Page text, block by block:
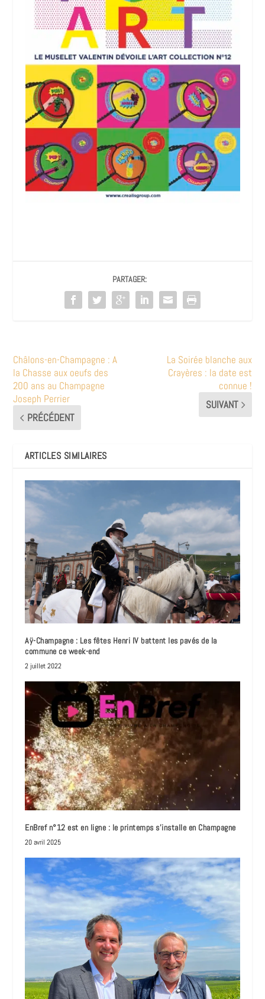
PARTAGER:
Châlons-en-Champagne : A
la Chasse aux oeufs des
200 ans au Champagne
Joseph Perrier
PRÉCÉDENT
La Soirée blanche aux
Crayères : la date est
connue !
SUIVANT
ARTICLES SIMILAIRES
Aÿ-Champagne : Les fêtes Henri IV battent les pavés de la
commune ce week-end
2 juillet 2022
EnBref n°12 est en ligne : le printemps s’installe en Champagne
20 avril 2025